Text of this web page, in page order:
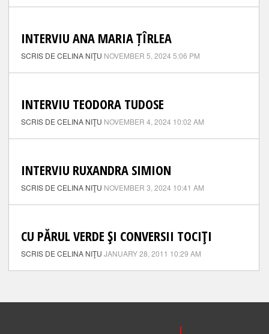
INTERVIU ANA MARIA ȚÎRLEA
SCRIS DE CELINA NIŢU NOVEMBER 5, 2024 5:06 PM
INTERVIU TEODORA TUDOSE
SCRIS DE CELINA NIŢU NOVEMBER 4, 2024 10:02 AM
INTERVIU RUXANDRA SIMION
SCRIS DE CELINA NIŢU NOVEMBER 3, 2024 10:41 AM
CU PĂRUL VERDE ŞI CONVERSII TOCIŢI
SCRIS DE CELINA NIŢU JANUARY 28, 2011 10:29 AM